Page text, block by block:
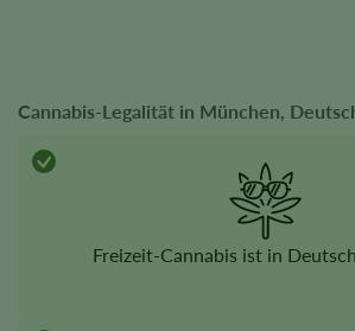
Cannabis-Legalität in München,
Freizeit-Cannabis ist in